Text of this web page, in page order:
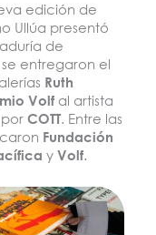
edición de
Ullúa presentó
de
entregaron el
Ruth
Volfal artista
COTT. Entre las
Fundación
y Volf.